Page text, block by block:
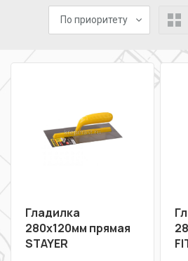
По приоритету
Гладилка
280х120мм прямая
STAYER